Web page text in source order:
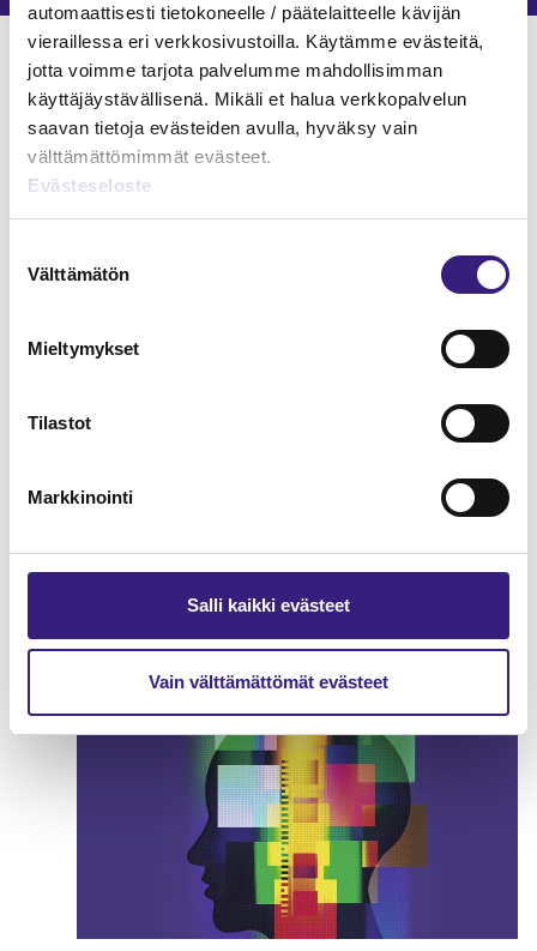
automaattisesti tietokoneelle / päätelaitteelle kävijän
vieraillessa eri verkkosivustoilla. Käytämme evästeitä,
jotta voimme tarjota palvelumme mahdollisimman
käyttäjäystävällisenä. Mikäli et halua verkkopalvelun
saavan tietoja evästeiden avulla, hyväksy vain
välttämättömimmät evästeet.
Evästeseloste
valinta
Välttämätön
Mieltymykset
Tilastot
Markkinointi
Salli kaikki evästeet
Vain välttämättömät evästeet
Verkkokoulutukset
ESIHENKILÖTYÖ
Etätyön johtaminen
HUOLTOVARMUUS JA VARAUTUMINEN